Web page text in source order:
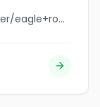
jobbank.gc.ca/browsejobs/employer/eagle+rock+contracting+ltd/ca